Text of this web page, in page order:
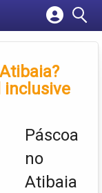
inclusive
Páscoa
no
Atibaia